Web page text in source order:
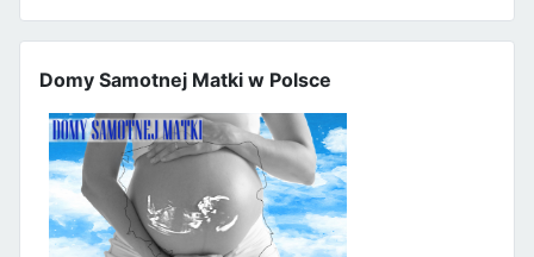
Domy Samotnej Matki w Polsce